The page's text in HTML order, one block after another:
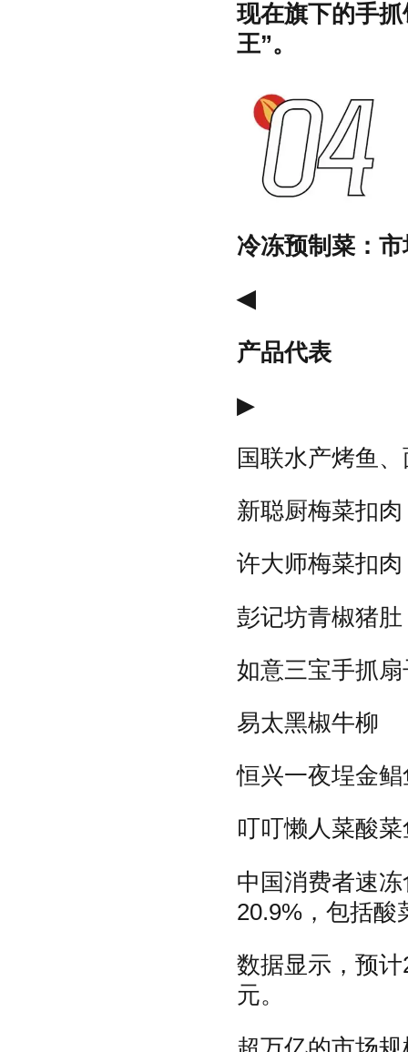
现在旗下的手
王”。
冷冻预制菜：
◀
产品代表
▶
国联水产烤鱼
新聪厨梅菜扣肉
许大师梅菜扣肉
彭记坊青椒猪肚
如意三宝手抓
易太黑椒牛柳
恒兴一夜埕金鲳
叮叮懒人菜酸菜
中国消费者速
20.9%，包括酸
数据显示，预
元。